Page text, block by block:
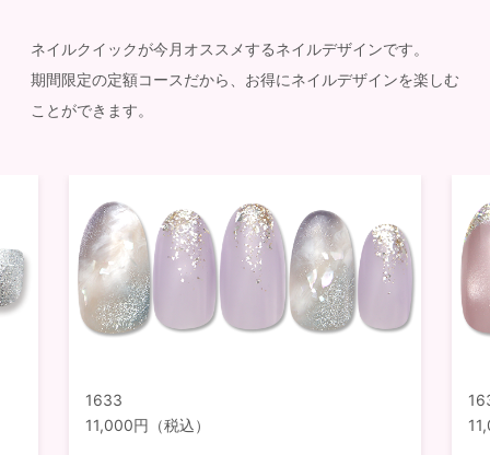
ネイルクイックが今月オススメするネイルデザインです。
期間限定の定額コースだから、お得にネイルデザインを楽しむ
ことができます。
1633
11,000円（税込）